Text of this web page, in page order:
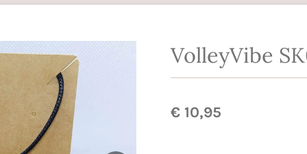
VolleyVibe
€ 10,95